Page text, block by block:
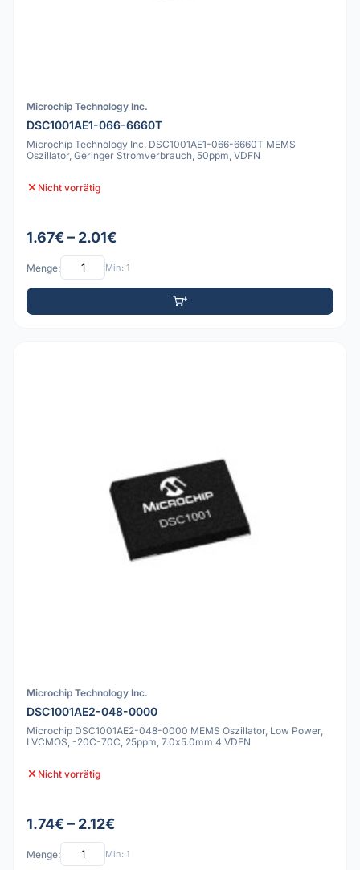
Microchip Technology Inc.
DSC1001AE1-066-6660T
Microchip Technology Inc. DSC1001AE1-066-6660T MEMS
Oszillator, Geringer Stromverbrauch, 50ppm, VDFN
Nicht vorrätig
1.67€ – 2.01€
Menge: Min: 1
Microchip Technology Inc.
DSC1001AE2-048-0000
Microchip DSC1001AE2-048-0000 MEMS Oszillator, Low Power,
LVCMOS, -20C-70C, 25ppm, 7.0x5.0mm 4 VDFN
Nicht vorrätig
1.74€ – 2.12€
Menge: Min: 1